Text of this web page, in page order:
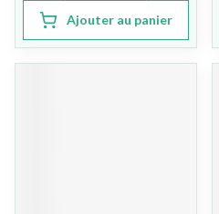
Ajouter au panier